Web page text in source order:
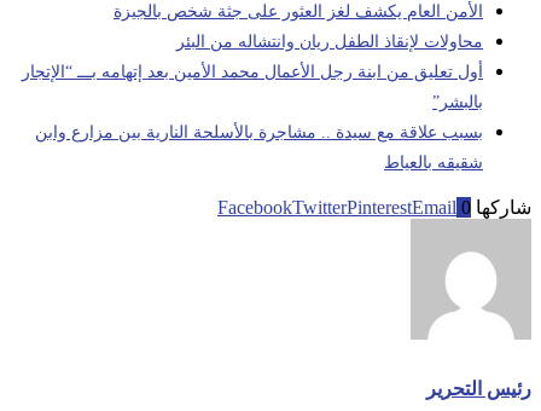
الأمن العام يكشف لغز العثور على جثة شخص بالجيزة
محاولات لإنقاذ الطفل ريان وانتشاله من البئر
أول تعليق من ابنة رجل الأعمال محمد الأمين بعد إتهامه بـــ “الإتجار
بالبشر”
بسبب علاقة مع سيدة .. مشاجرة بالأسلحة النارية بين مزارع وابن
شقيقه بالعياط
شاركها 0
FacebookTwitterPinterestEmail
رئيس التحرير